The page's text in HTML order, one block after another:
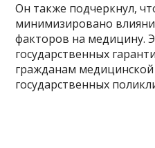
Он также подчеркнул,
минимизировано
факторов на медицину.
государственных
гражданам
государственных